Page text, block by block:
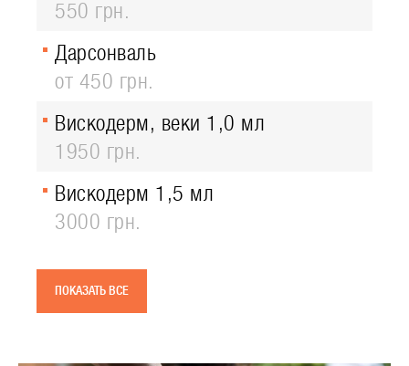
550 грн.
Дарсонваль
от 450 грн.
Вискодерм, веки 1,0 мл
1950 грн.
Вискодерм 1,5 мл
3000 грн.
ПОКАЗАТЬ ВСЕ